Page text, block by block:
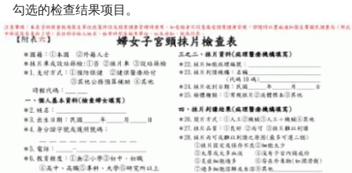
勾选的检查结果项目。